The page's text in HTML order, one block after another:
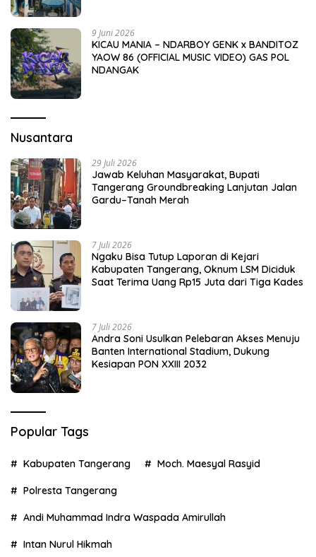
9 Juni 2026
KICAU MANIA – NDARBOY GENK x BANDITOZ
YAOW 86 (OFFICIAL MUSIC VIDEO) GAS POL
NDANGAK
Nusantara
29 Juli 2026
Jawab Keluhan Masyarakat, Bupati
Tangerang Groundbreaking Lanjutan Jalan
Gardu–Tanah Merah
7 Juli 2026
Ngaku Bisa Tutup Laporan di Kejari
Kabupaten Tangerang, Oknum LSM Diciduk
Saat Terima Uang Rp15 Juta dari Tiga Kades
7 Juli 2026
Andra Soni Usulkan Pelebaran Akses Menuju
Banten International Stadium, Dukung
Kesiapan PON XXIII 2032
Popular Tags
Kabupaten Tangerang Moch. Maesyal Rasyid
Polresta Tangerang
Andi Muhammad Indra Waspada Amirullah
Intan Nurul Hikmah